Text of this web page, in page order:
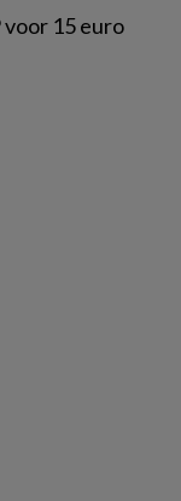
voor 15 euro